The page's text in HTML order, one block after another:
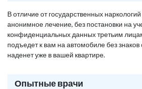
В отличие от государственных
анонимное лечение, без постановки на
конфиденциальных данных третьим
подъедет к вам на автомобиле без знаков
наденет уже в вашей квартире.
Опытные врачи